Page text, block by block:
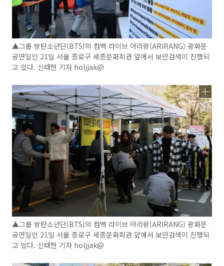
▲그룹 방탄소년단(BTS)의 컴백 라이브 아리랑(ARIRANG) 광화문
공연일인 21일 서울 종로구 세종문화회관 앞에서 보안검색이 진행되
고 있다. 신태현 기자 holjjak@
▲그룹 방탄소년단(BTS)의 컴백 라이브 아리랑(ARIRANG) 광화문
공연일인 21일 서울 종로구 세종문화회관 앞에서 보안검색이 진행되
고 있다. 신태현 기자 holjjak@